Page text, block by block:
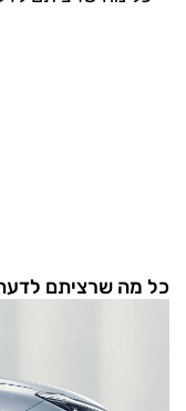
כל מה שרציתם